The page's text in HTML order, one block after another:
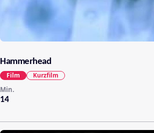
Hammerhead
14
Min.
Film Kurzfilm